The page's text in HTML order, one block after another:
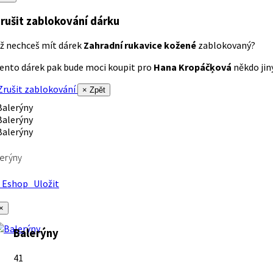
zablokování dárku
nechceš mít dárek Zahradní rukavice kožené zablokovaný?
dárek pak bude moci koupit pro Hana Kropáčķová někdo
zablokování
× Zpět
Uložit
Balerýny
41